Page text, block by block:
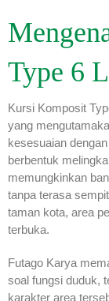
Type 6
Kursi Komposit
yang
kesesuaian
berbentuk
memungkinkan
tanpa terasa
taman kota, area
terbuka.
Futago Karya
soal fungsi duduk,
karakter area